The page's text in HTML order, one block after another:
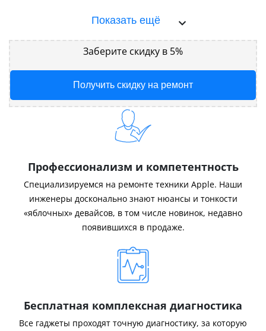
Показать ещё
Заберите скидку в 5%
Получить скидку на ремонт
Профессионализм и компетентность
Специализируемся на ремонте техники Apple. Наши
инженеры досконально знают нюансы и тонкости
«яблочных» девайсов, в том числе новинок, недавно
появившихся в продаже.
Бесплатная комплексная диагностика
Все гаджеты проходят точную диагностику, за которую